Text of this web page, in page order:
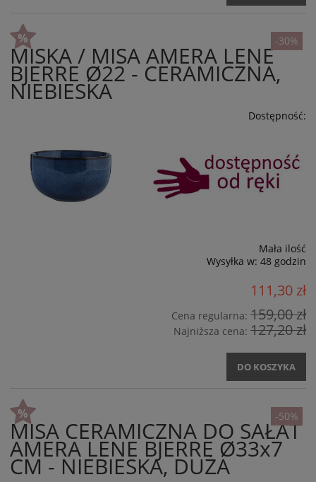
MISKA / MISA AMERA LENE
BJERRE Ø22 - CERAMICZNA,
NIEBIESKA
Dostępność:
Mała ilość
Wysyłka w: 48 godzin
111,30 zł
Cena regularna: 159,00 zł
Najniższa cena: 127,20 zł
DO KOSZYKA
-30%
MISA CERAMICZNA DO SAŁAT
AMERA LENE BJERRE Ø33x7
CM - NIEBIESKA, DUŻA
-50%